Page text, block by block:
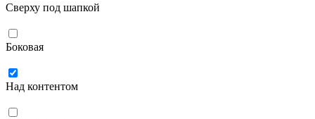
Сверху под шапкой
Боковая
Над контентом